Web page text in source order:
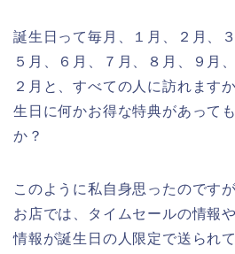
誕生日って毎月、１月、２月、
５月、６月、７月、８月、９月
２月と、すべての人に訪れます
生日に何かお得な特典があって
か？
このように私自身思ったのです
お店では、タイムセールの情報
情報が誕生日の人限定で送られ